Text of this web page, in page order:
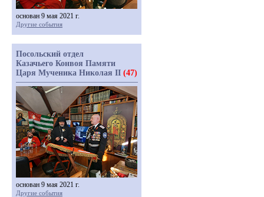
основан 9 мая 2021 г.
Другие события
Посольский отдел
Казачьего Конвоя Памяти
Царя Мученика Николая II (47)
основан 9 мая 2021 г.
Другие события